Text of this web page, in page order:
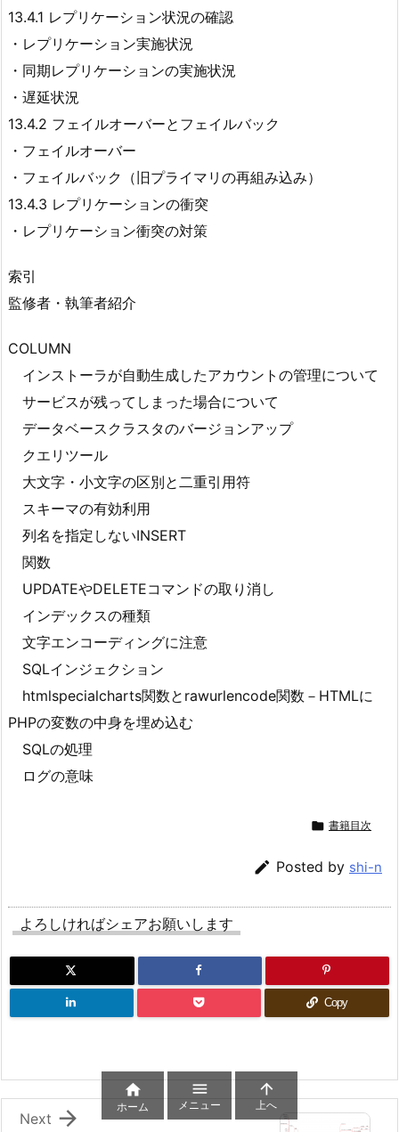
13.4.1 レプリケーション状況の確認
・レプリケーション実施状況
・同期レプリケーションの実施状況
・遅延状況
13.4.2 フェイルオーバーとフェイルバック
・フェイルオーバー
・フェイルバック（旧プライマリの再組み込み）
13.4.3 レプリケーションの衝突
・レプリケーション衝突の対策
索引
監修者・執筆者紹介
COLUMN
インストーラが自動生成したアカウントの管理について
サービスが残ってしまった場合について
データベースクラスタのバージョンアップ
クエリツール
大文字・小文字の区別と二重引用符
スキーマの有効利用
列名を指定しないINSERT
関数
UPDATEやDELETEコマンドの取り消し
インデックスの種類
文字エンコーディングに注意
SQLインジェクション
htmlspecialcharts関数とrawurlencode関数－HTMLに
PHPの変数の中身を埋め込む
SQLの処理
ログの意味
 書籍目次
 Posted by shi-n
よろしければシェアお願いします
Copy

Next

ホーム

メニュー

上へ